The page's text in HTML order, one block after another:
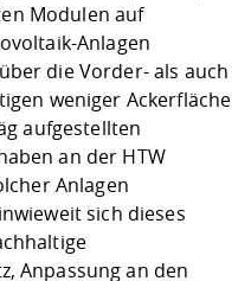
Modulen auf
Anlagen
die Vorder- als auch
weniger Ackerfläche
aufgestellten
an der HTW
Anlagen
sich dieses
Anpassung an den